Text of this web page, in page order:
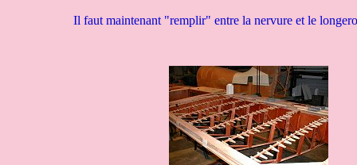
Il faut maintenant "remplir" entre la nervure et le